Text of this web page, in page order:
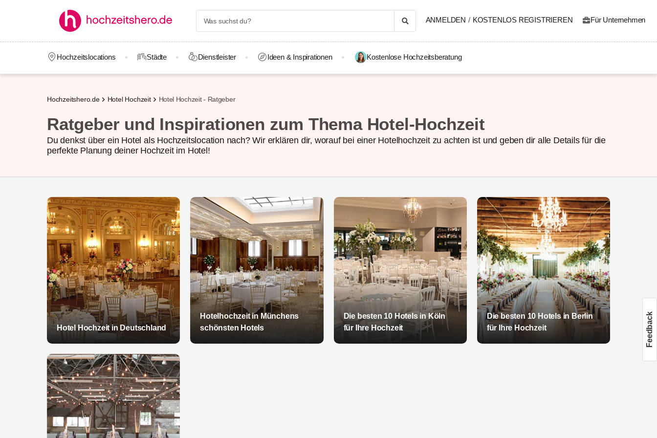
ANMELDEN / KOSTENLOS REGISTRIEREN Für Unternehmen
Hochzeitslocations Städte Dienstleister Ideen & Inspirationen Kostenlose Hochzeitsberatung
Hochzeitshero.de Hotel Hochzeit Hotel Hochzeit - Ratgeber
Ratgeber und Inspirationen zum Thema Hotel-Hochzeit
Du denkst über ein Hotel als Hochzeitslocation nach? Wir erklären dir, worauf bei einer Hotelhochzeit zu achten ist und geben dir alle Details für die
perfekte Planung deiner Hochzeit im Hotel!
Hotel Hochzeit in Deutschland
Hotelhochzeit in Münchens
schönsten Hotels
Die besten 10 Hotels in Köln
für Ihre Hochzeit
Die besten 10 Hotels in Berlin
für Ihre Hochzeit
Feedback